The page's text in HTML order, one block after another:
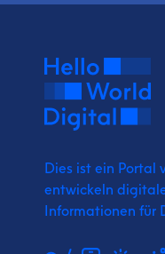
Dies ist ein Portal
entwickeln
Informationen für